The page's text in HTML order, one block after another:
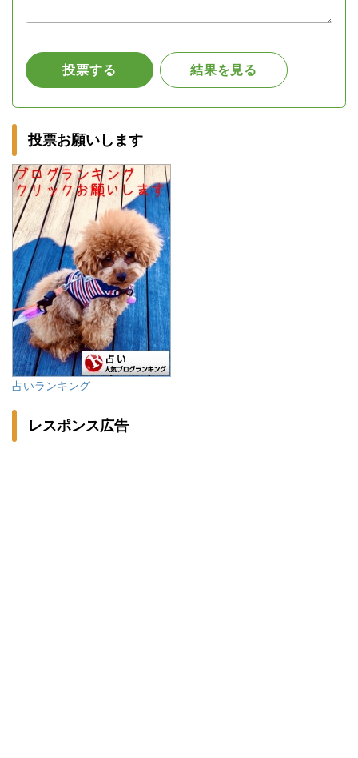
投票お願いします
占いランキング
レスポンス広告